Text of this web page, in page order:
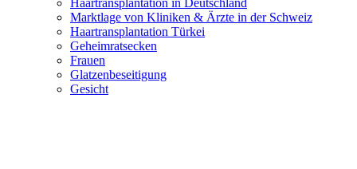
Marktlage von Kliniken & Ärzte in der Schweiz
Haartransplantation Türkei
Geheimratsecken
Frauen
Glatzenbeseitigung
Gesicht